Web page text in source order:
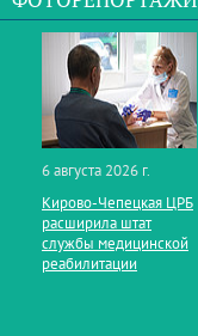
6 августа 2026 г.
Кирово‑Чепецкая ЦРБ
расширила штат
службы медицинской
реабилитации